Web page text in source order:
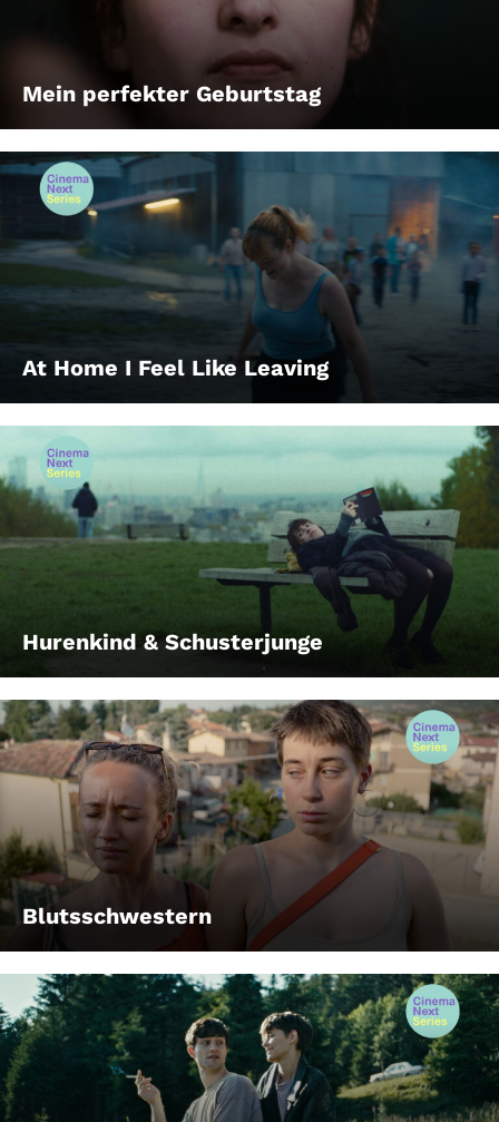
Mein perfekter Geburtstag
At Home I Feel Like Leaving
Hurenkind & Schusterjunge
Blutsschwestern